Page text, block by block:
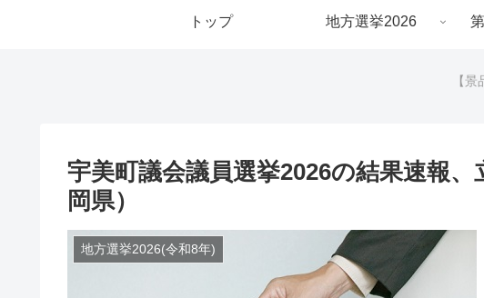
トップ 地方選挙2026
【
宇美町議会議員選挙2026の結果速報
岡県）
地方選挙2026(令和8年)